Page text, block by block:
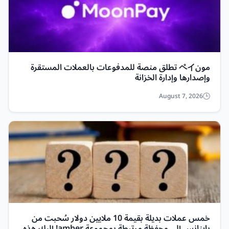
مونペイ تطلق منصة للمدفوعات بالعملات المستقرة
وإصدارها وإدارة الخزانة
August 7, 2026
خمس عملات بديلة بقيمة 10 ملايين دولار سُحبت من